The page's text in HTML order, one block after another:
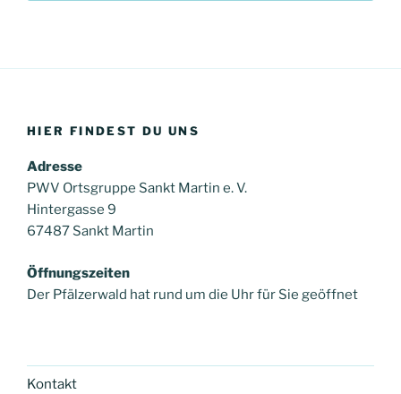
HIER FINDEST DU UNS
Adresse
PWV Ortsgruppe Sankt Martin e. V.
Hintergasse 9
67487 Sankt Martin
Öffnungszeiten
Der Pfälzerwald hat rund um die Uhr für Sie geöffnet
Kontakt